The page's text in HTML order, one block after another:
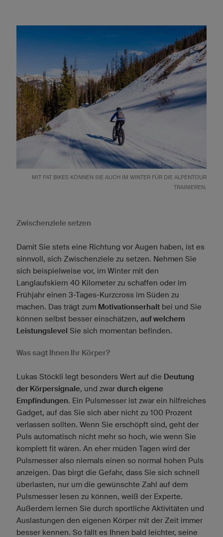
MIT FAT BIKES KÖNNEN SIE AUCH IM WINTER FÜR DIE ALPENTOUR
TRAINIEREN.
Zwischenziele setzen
Damit Sie stets eine Richtung vor Augen haben, ist es
sinnvoll, sich Zwischenziele zu setzen. Nehmen Sie
sich beispielweise vor, im Winter mit den
Langlaufskiern 40 Kilometer zu schaffen oder im
Frühjahr einen 3-Tages-Kurzcross im Süden zu
machen. Das trägt zum Motivationserhalt bei und Sie
können selbst besser einschätzen, auf welchem
Leistungslevel Sie sich momentan befinden.
Was sagt Ihnen Ihr Körper?
Lukas Stöckli legt besonders Wert auf die Deutung
der Körpersignale, und zwar durch eigene
Empfindungen. Ein Pulsmesser ist zwar ein hilfreiches
Gadget, auf das Sie sich aber nicht zu 100 Prozent
verlassen sollten. Wenn Sie erschöpft sind, geht der
Puls automatisch nicht mehr so hoch, wie wenn Sie
komplett fit wären. An eher müden Tagen wird der
Pulsmesser also niemals einen so normal hohen Puls
anzeigen. Das birgt die Gefahr, dass Sie sich schnell
überlasten, nur um die gewünschte Zahl auf dem
Pulsmesser lesen zu können, weiß der Experte.
Außerdem lernen Sie durch sportliche Aktivitäten und
Auslastungen den eigenen Körper mit der Zeit immer
besser kennen. So fällt es Ihnen bald leichter, seine